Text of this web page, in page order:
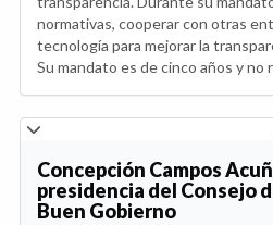
normativas, cooperar con otras
tecnología para mejorar la
Su mandato es de cinco años y no
Concepción Campos
presidencia del Consejo
Buen Gobierno